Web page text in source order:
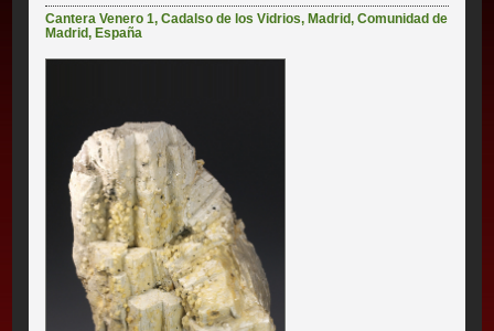
Cantera Venero 1,Cadalso de los Vidrios,Madrid,Comunidad de
Madrid,España